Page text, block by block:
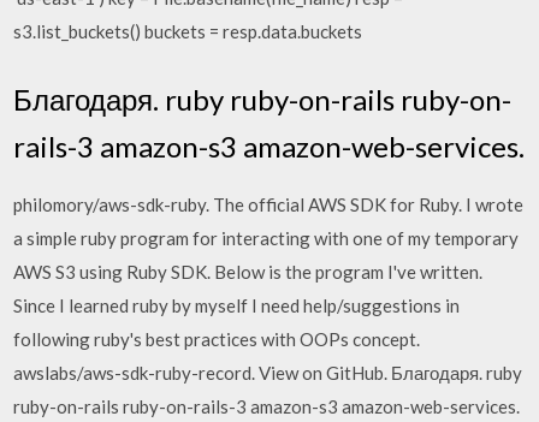
s3.list_buckets() buckets = resp.data.buckets
Благодаря. ruby ruby-on-rails ruby-on-
rails-3 amazon-s3 amazon-web-services.
philomory/aws-sdk-ruby. The official AWS SDK for Ruby. I wrote
a simple ruby program for interacting with one of my temporary
AWS S3 using Ruby SDK. Below is the program I've written.
Since I learned ruby by myself I need help/suggestions in
following ruby's best practices with OOPs concept.
awslabs/aws-sdk-ruby-record. View on GitHub. Благодаря. ruby
ruby-on-rails ruby-on-rails-3 amazon-s3 amazon-web-services.